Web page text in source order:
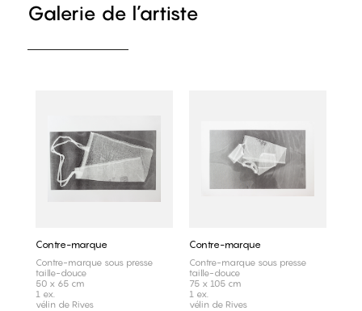
Galerie de l’artiste
Contre-marque
Contre-marque sous presse
taille-douce
50 x 65 cm
1 ex.
vélin de Rives
Contre-marque
Contre-marque sous presse
taille-douce
75 x 105 cm
1 ex.
vélin de Rives